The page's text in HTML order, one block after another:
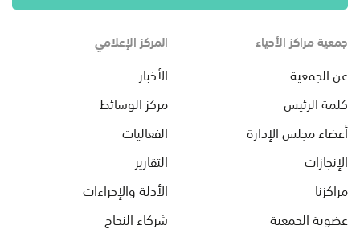
جمعية مراكز الأحياء
عن الجمعية
كلمة الرئيس
أعضاء مجلس الإدارة
الإنجازات
مراكزنا
عضوية الجمعية
المركز الإعلامي
الأخبار
مركز الوسائط
الفعاليات
التقارير
الأدلة والإجراءات
شركاء النجاح